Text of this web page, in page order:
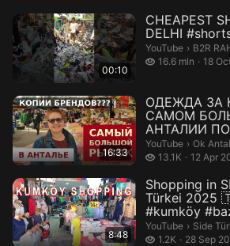
00:10
CHEAPEST
DELHI
YouTube › B2R
B2R
16.6 mln
16.6 million views
18
16:33
ОДЕЖДА ЗА
САМОМ
АНТАЛИИ
YouTube › Ok
Ok
13.1K
13.1 thousand
12 Apr
8:48
Shopping in
Türkei 2025
#kumköy
YouTube › Side
Side
1.2K
1.2 thousand views
28 Sep